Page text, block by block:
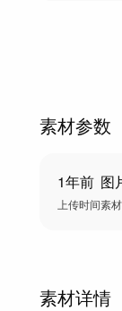
素材参数
1年前
上传时间
图
素
素材详情